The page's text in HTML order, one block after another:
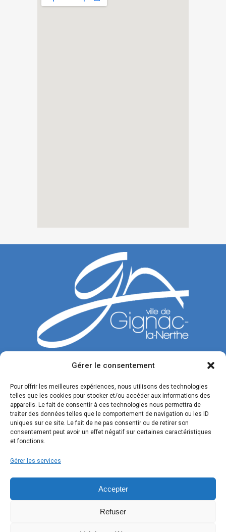
Gérer le consentement
Pour offrir les meilleures expériences, nous utilisons des technologies
telles que les cookies pour stocker et/ou accéder aux informations des
appareils. Le fait de consentir à ces technologies nous permettra de
traiter des données telles que le comportement de navigation ou les ID
uniques sur ce site. Le fait de ne pas consentir ou de retirer son
consentement peut avoir un effet négatif sur certaines caractéristiques
et fonctions.
Gérer les services
Accepter
Refuser
CONTACTEZ-NOUS
Tél. : 04 42 77 00 00
Du lundi au jeudi : de 8h30 à 12h et de 13h30 à 17h.
Vendredi : de 8h30 à 12h et de 13h30 à 16h.
SUIVEZ-NOUS !